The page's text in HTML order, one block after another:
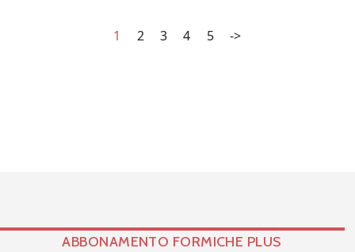
1 2 3 4 5 ->
ABBONAMENTO FORMICHE PLUS